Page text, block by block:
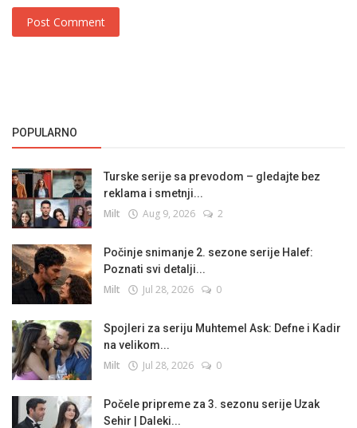
Post Comment
POPULARNO
Turske serije sa prevodom – gledajte bez
reklama i smetnji...
Milt Aug 9, 2026 2
Počinje snimanje 2. sezone serije Halef:
Poznati svi detalji...
Milt Jul 28, 2026 0
Spojleri za seriju Muhtemel Ask: Defne i Kadir
na velikom...
Milt Jul 28, 2026 0
Počele pripreme za 3. sezonu serije Uzak
Sehir | Daleki...